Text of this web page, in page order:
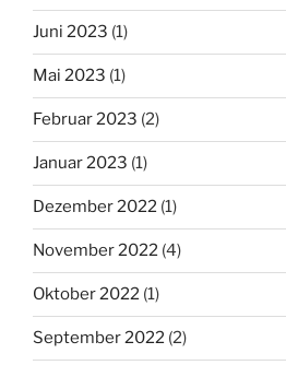
Juni 2023 (1)
Mai 2023 (1)
Februar 2023 (2)
Januar 2023 (1)
Dezember 2022 (1)
November 2022 (4)
Oktober 2022 (1)
September 2022 (2)